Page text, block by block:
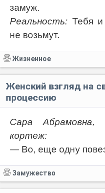
замуж.
Реальность: Тебя и
не возьмут.
Жизненное
Женский взгляд на
процессию
Сара Абрамовна,
кортеж:
— Во, еще одну
Замужество